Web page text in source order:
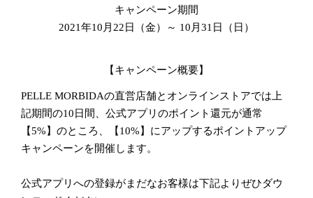
キャンペーン期間
2021年10月22日（金）～ 10月31日（日）
【キャンペーン概要】
PELLE MORBIDAの直営店舗とオンラインストアでは上
記期間の10日間、公式アプリのポイント還元が通常
【5%】のところ、【10%】にアップするポイントアップ
キャンペーンを開催します。
公式アプリへの登録がまだなお客様は下記よりぜひダウ